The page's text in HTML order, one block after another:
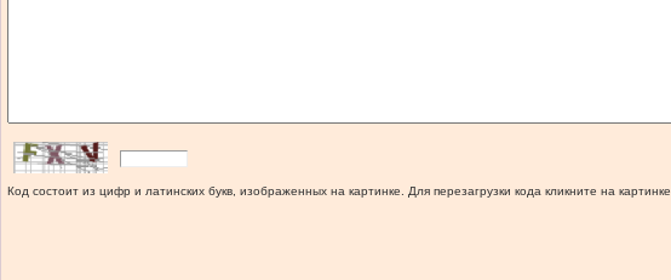
Код состоит из цифр и латинских букв, изображенных на картинке. Для перезагрузки кода кликните на картинке.